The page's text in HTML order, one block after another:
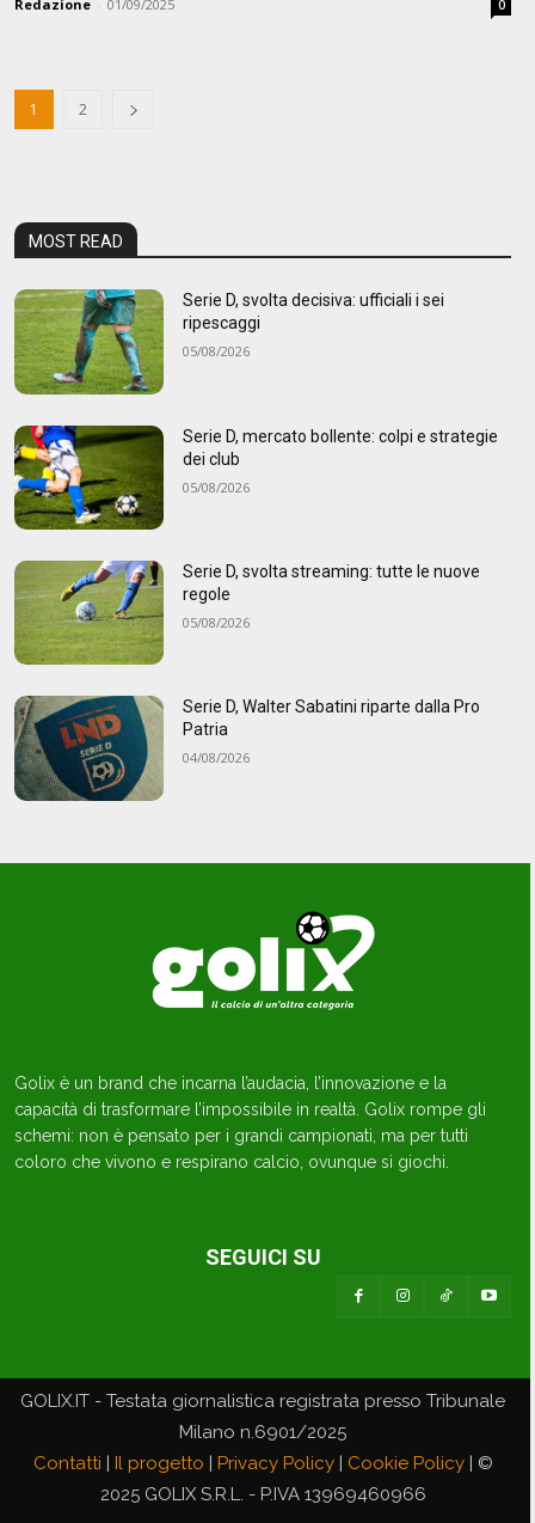
Redazione - 01/09/2025 0
1 2
MOST READ
Serie D, svolta decisiva: ufficiali i sei
ripescaggi
05/08/2026
Serie D, mercato bollente: colpi e strategie
dei club
05/08/2026
Serie D, svolta streaming: tutte le nuove
regole
05/08/2026
Serie D, Walter Sabatini riparte dalla Pro
Patria
04/08/2026
Golix è un brand che incarna l’audacia, l’innovazione e la
capacità di trasformare l’impossibile in realtà. Golix rompe gli
schemi: non è pensato per i grandi campionati, ma per tutti
coloro che vivono e respirano calcio, ovunque si giochi.
SEGUICI SU
GOLIX.IT - Testata giornalistica registrata presso Tribunale
Milano n.6901/2025
Contatti | Il progetto | Privacy Policy| Cookie Policy| ©
2025 GOLIX S.R.L. - P.IVA 13969460966